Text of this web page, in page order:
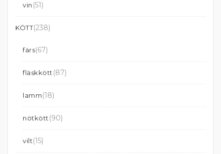
vin (51)
KÖTT(238)
färs(67)
fläskkött (87)
lamm(18)
nötkött (90)
vilt(15)